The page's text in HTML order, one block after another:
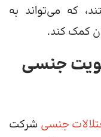
که می‌تواند به
کمک کند.
جنسی
جنسی شرکت